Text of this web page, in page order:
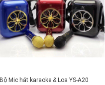
Bộ Mic hát karaoke & Loa YS-A20